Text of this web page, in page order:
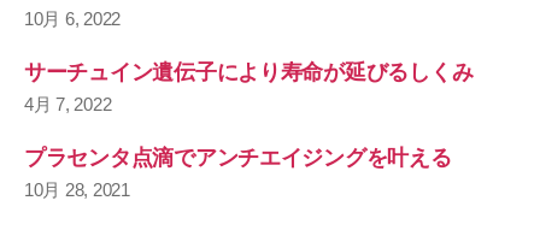
10月 6, 2022
サーチュイン遺伝子により寿命が延びるしくみ
4月 7, 2022
プラセンタ点滴でアンチエイジングを叶える
10月 28, 2021